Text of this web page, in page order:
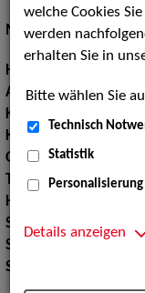
Models / Werbung:
Haarfarbe:
Augenfarbe:blau
Körpergröße:
Konfektionsgröße:
Oberweite:92
Taille:
70
Hüfte:
Schuhgröße:
41
Sport:
Sprachen:
welche Cookies
werden
erhalten Sie in
Bitte wählen Sie
Technisch
Statistik
Personalisierung
Details anzeigen